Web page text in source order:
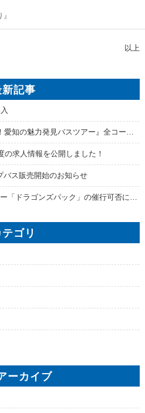
以上
新記事
魅力発見バスツアー』全コース販売開始！
の求人情報を公開しました！
バス販売開始のお知らせ
ドラゴンズパック」の催行可否について
テゴリ
ーカイブ